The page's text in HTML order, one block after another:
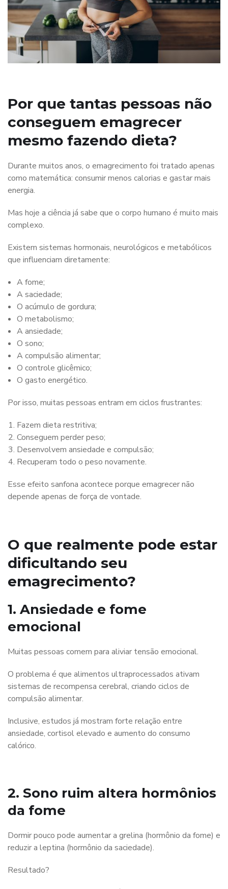
Por que tantas pessoas não
conseguem emagrecer
mesmo fazendo dieta?
Durante muitos anos, o emagrecimento foi tratado apenas
como matemática: consumir menos calorias e gastar mais
energia.
Mas hoje a ciência já sabe que o corpo humano é muito mais
complexo.
Existem sistemas hormonais, neurológicos e metabólicos
que influenciam diretamente:
A fome;
A saciedade;
O acúmulo de gordura;
O metabolismo;
A ansiedade;
O sono;
A compulsão alimentar;
O controle glicêmico;
O gasto energético.
Por isso, muitas pessoas entram em ciclos frustrantes:
Fazem dieta restritiva;
Conseguem perder peso;
Desenvolvem ansiedade e compulsão;
Recuperam todo o peso novamente.
Esse efeito sanfona acontece porque emagrecer não
depende apenas de força de vontade.
O que realmente pode estar
dificultando seu
emagrecimento?
1. Ansiedade e fome
emocional
Muitas pessoas comem para aliviar tensão emocional.
O problema é que alimentos ultraprocessados ativam
sistemas de recompensa cerebral, criando ciclos de
compulsão alimentar.
Inclusive, estudos já mostram forte relação entre
ansiedade, cortisol elevado e aumento do consumo
calórico.
2. Sono ruim altera hormônios
da fome
Dormir pouco pode aumentar a grelina (hormônio da fome) e
reduzir a leptina (hormônio da saciedade).
Resultado?